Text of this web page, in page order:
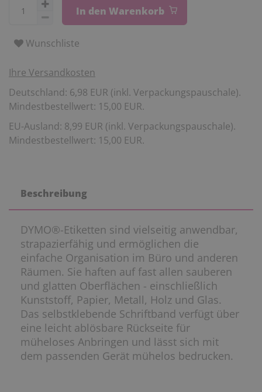
In den Warenkorb
Wunschliste
Ihre Versandkosten
Deutschland: 6,98 EUR (inkl. Verpackungspauschale).
Mindestbestellwert: 15,00 EUR.
EU-Ausland: 8,99 EUR (inkl. Verpackungspauschale).
Mindestbestellwert: 15,00 EUR.
Beschreibung
DYMO®-Etiketten sind vielseitig anwendbar,
strapazierfähig und ermöglichen die
einfache Organisation im Büro und anderen
Räumen. Sie haften auf fast allen sauberen
und glatten Oberflächen - einschließlich
Kunststoff, Papier, Metall, Holz und Glas.
Das selbstklebende Schriftband verfügt über
eine leicht ablösbare Rückseite für
müheloses Anbringen und lässt sich mit
dem passenden Gerät mühelos bedrucken.